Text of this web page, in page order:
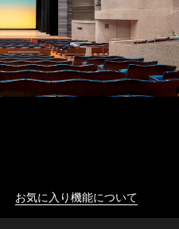
お気に入り機能について